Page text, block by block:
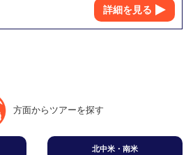
詳細を見る
方面からツアーを探す
北中米・南米